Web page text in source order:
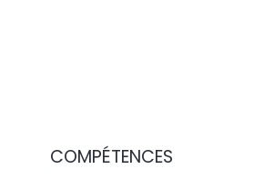
COMPÉTENCES